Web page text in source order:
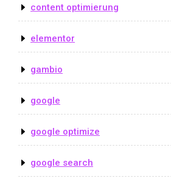
content optimierung
elementor
gambio
google
google optimize
google search